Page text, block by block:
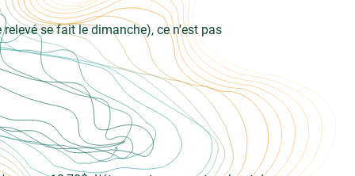
se fait le dimanche), ce n'est pas